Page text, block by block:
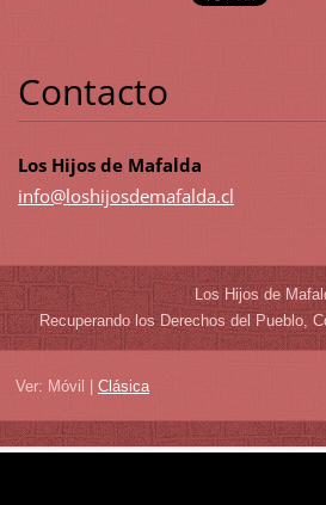
Contacto
Los Hijos de Mafalda
info@loshijosdemafalda.cl
Los Hijos de
Recuperando los Derechos del Pueblo,
Ver: Móvil Clásica